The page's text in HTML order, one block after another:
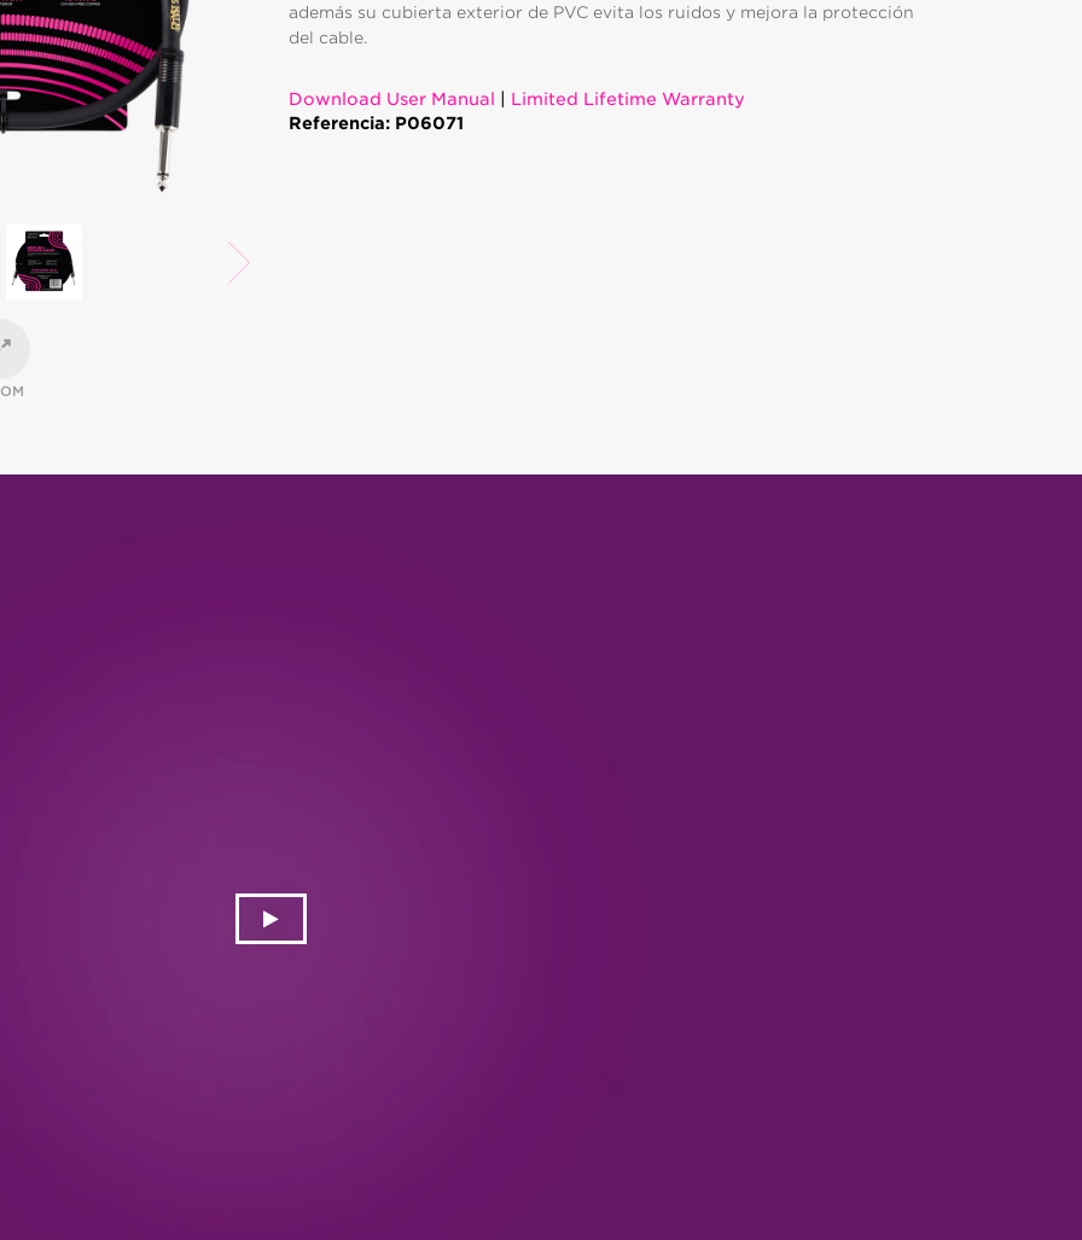
además su cubierta exterior de PVC evita los ruidos y mejora la protección
del cable.
Download User Manual
Limited Lifetime Warranty
Referencia: P06071